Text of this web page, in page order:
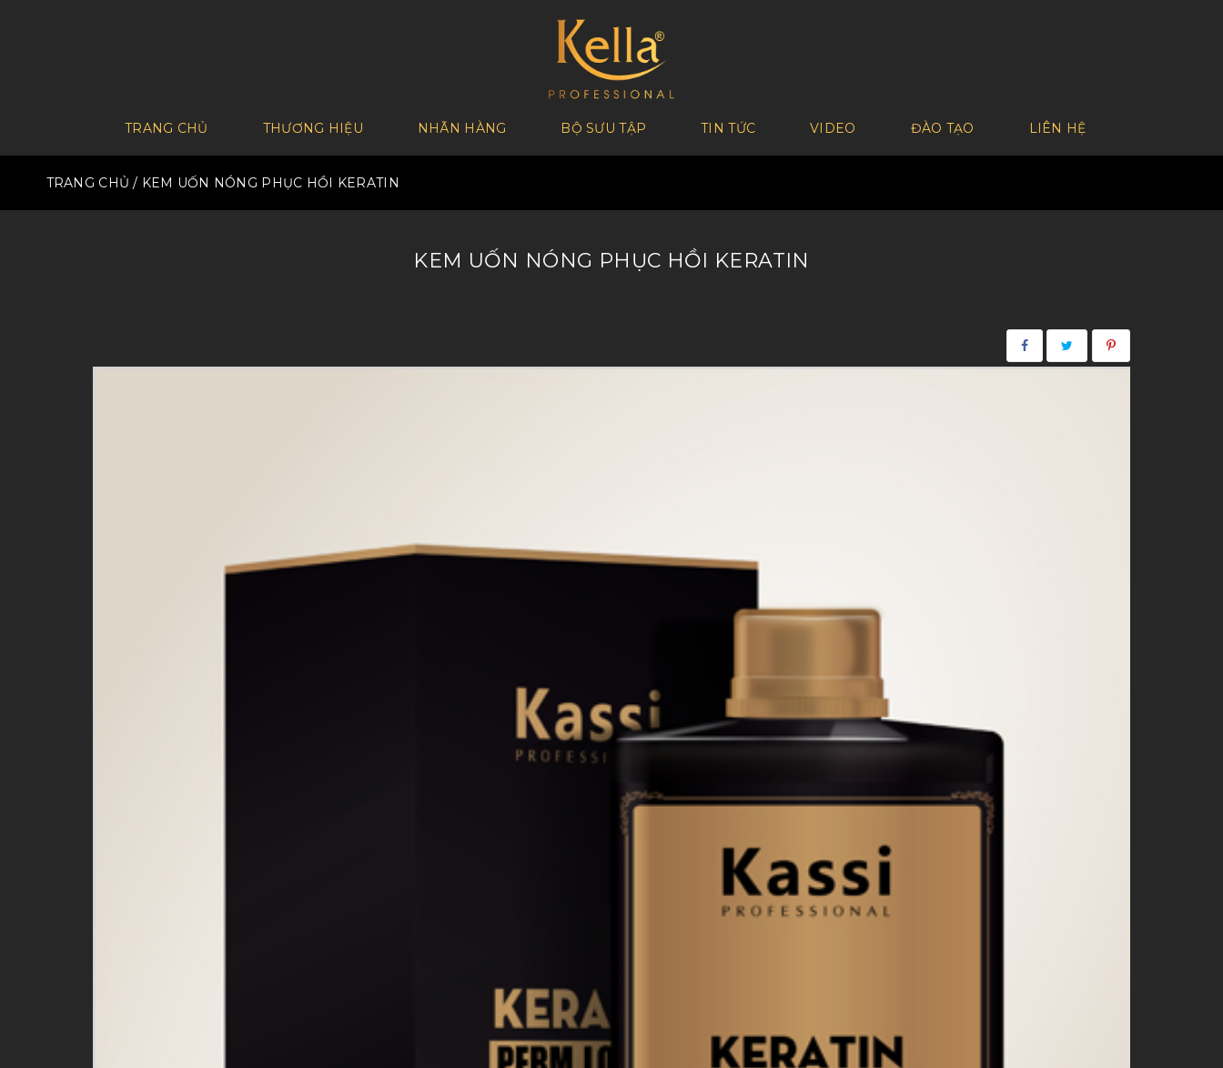
TRANG CHỦ THƯƠNG HIỆU NHÃN HÀNG BỘ SƯU TẬP TIN TỨC VIDEO ĐÀO TẠO LIÊN HỆ
TRANG CHỦ / KEM UỐN NÓNG PHỤC HỒI KERATIN
KEM UỐN NÓNG PHỤC HỒI KERATIN